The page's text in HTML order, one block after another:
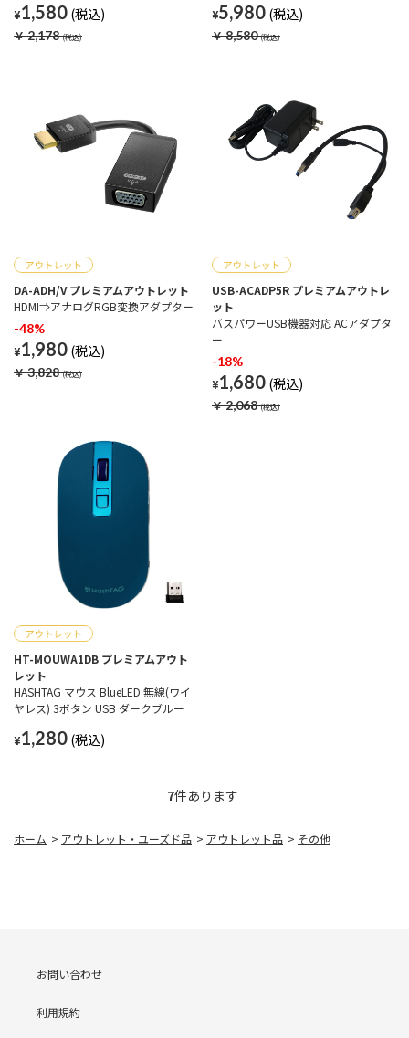
¥1,580
￥2,178
¥5,980
￥8,580
DA-ADH/V プレミアムアウトレット
HDMI⇒アナログRGB変換アダプター
-48%
¥1,980
￥3,828
USB-ACADP5R プレミアムアウトレ
ット
バスパワーUSB機器対応 ACアダプタ
ー
-18%
¥1,680
￥2,068
HT-MOUWA1DB プレミアムアウト
レット
HASHTAG マウス BlueLED 無線(ワイ
ヤレス) 3ボタン USB ダークブルー
¥1,280
7件あります
ホーム > アウトレット・ユーズド品 > アウトレット品 > その他
お問い合わせ
利用規約